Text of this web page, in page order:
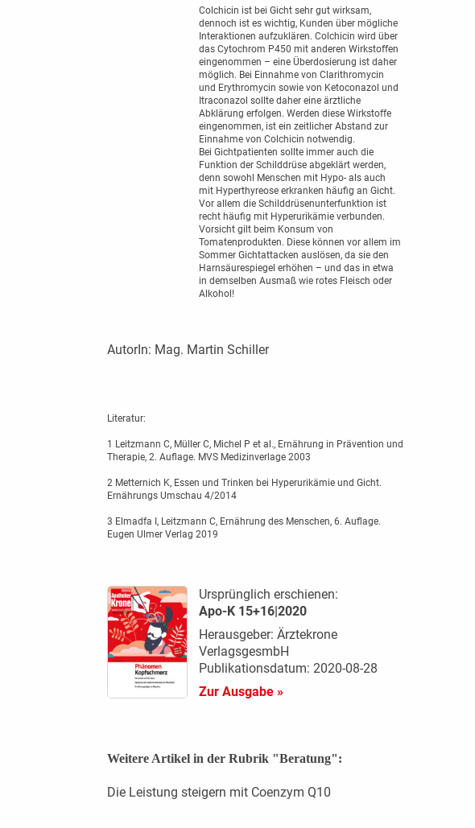
Colchicin ist bei Gicht sehr gut wirksam,
dennoch ist es wichtig, Kunden über mögliche
Interaktionen aufzuklären. Colchicin wird über
das Cytochrom P450 mit anderen Wirkstoffen
eingenommen – eine Überdosierung ist daher
möglich. Bei Einnahme von Clarithromycin
und Erythromycin sowie von Ketoconazol und
Itraconazol sollte daher eine ärztliche
Abklärung erfolgen. Werden diese Wirkstoffe
eingenommen, ist ein zeitlicher Abstand zur
Einnahme von Colchicin notwendig.
Bei Gichtpatienten sollte immer auch die
Funktion der Schilddrüse abgeklärt werden,
denn sowohl Menschen mit Hypo- als auch
mit Hyperthyreose erkranken häufig an Gicht.
Vor allem die Schilddrüsenunterfunktion ist
recht häufig mit Hyperurikämie verbunden.
Vorsicht gilt beim Konsum von
Tomatenprodukten. Diese können vor allem im
Sommer Gichtattacken auslösen, da sie den
Harnsäurespiegel erhöhen – und das in etwa
in demselben Ausmaß wie rotes Fleisch oder
Alkohol!
AutorIn: Mag. Martin Schiller
Literatur:
1 Leitzmann C, Müller C, Michel P et al., Ernährung in Prävention und
Therapie, 2. Auflage. MVS Medizinverlage 2003
2 Metternich K, Essen und Trinken bei Hyperurikämie und Gicht.
Ernährungs Umschau 4/2014
3 Elmadfa I, Leitzmann C, Ernährung des Menschen, 6. Auflage.
Eugen Ulmer Verlag 2019
Ursprünglich erschienen:
Apo-K 15+16|2020
Herausgeber: Ärztekrone
VerlagsgesmbH
Publikationsdatum: 2020-08-28
Zur Ausgabe »
Weitere Artikel in der Rubrik "Beratung":
Die Leistung steigern mit Coenzym Q10